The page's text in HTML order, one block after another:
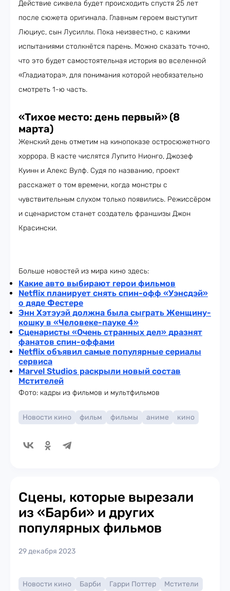
Действие сиквела будет происходить спустя 25 лет
после сюжета оригинала. Главным героем выступит
Люциус, сын Лусиллы. Пока неизвестно, с какими
испытаниями столкнётся парень. Можно сказать точно,
что это будет самостоятельная история во вселенной
«Гладиатора», для понимания которой необязательно
смотреть 1-ю часть.
«Тихое место: день первый» (8
марта)
Женский день отметим на кинопоказе остросюжетного
хоррора. В касте числятся Лупито Нионго, Джозеф
Куинн и Алекс Вулф. Судя по названию, проект
расскажет о том времени, когда монстры с
чувствительным слухом только появились. Режиссёром
и сценаристом станет создатель франшизы Джон
Красински.
Больше новостей из мира кино здесь:
Какие авто выбирают герои фильмов
Netflix планирует снять спин-офф «Уэнсдэй»
о дяде Фестере
Энн Хэтэуэй должна была сыграть Женщину-
кошку в «Человеке-пауке 4»
Сценаристы «Очень странных дел» дразнят
фанатов спин-оффами
Netflix объявил самые популярные сериалы
сервиса
Marvel Studios раскрыли новый состав
Мстителей
Фото: кадры из фильмов и мультфильмов
Новости кино фильм фильмы аниме кино
Сцены, которые вырезали
из «Барби» и других
популярных фильмов
29 декабря 2023
Новости кино Барби Гарри Поттер
Мстители